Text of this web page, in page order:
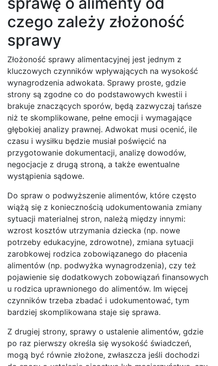
czego zależy złożoność
sprawy
Złożoność sprawy alimentacyjnej jest jednym z
kluczowych czynników wpływających na wysokość
wynagrodzenia adwokata. Sprawy proste, gdzie
strony są zgodne co do podstawowych kwestii i
brakuje znaczących sporów, będą zazwyczaj tańsze
niż te skomplikowane, pełne emocji i wymagające
głębokiej analizy prawnej. Adwokat musi ocenić, ile
czasu i wysiłku będzie musiał poświęcić na
przygotowanie dokumentacji, analizę dowodów,
negocjacje z drugą stroną, a także ewentualne
wystąpienia sądowe.
Do spraw o podwyższenie alimentów, które często
wiążą się z koniecznością udokumentowania zmiany
sytuacji materialnej stron, należą między innymi:
wzrost kosztów utrzymania dziecka (np. nowe
potrzeby edukacyjne, zdrowotne), zmiana sytuacji
zarobkowej rodzica zobowiązanego do płacenia
alimentów (np. podwyżka wynagrodzenia), czy też
pojawienie się dodatkowych zobowiązań finansowych
u rodzica uprawnionego do alimentów. Im więcej
czynników trzeba zbadać i udokumentować, tym
bardziej skomplikowana staje się sprawa.
Z drugiej strony, sprawy o ustalenie alimentów, gdzie
po raz pierwszy określa się wysokość świadczeń,
mogą być równie złożone, zwłaszcza jeśli dochodzi